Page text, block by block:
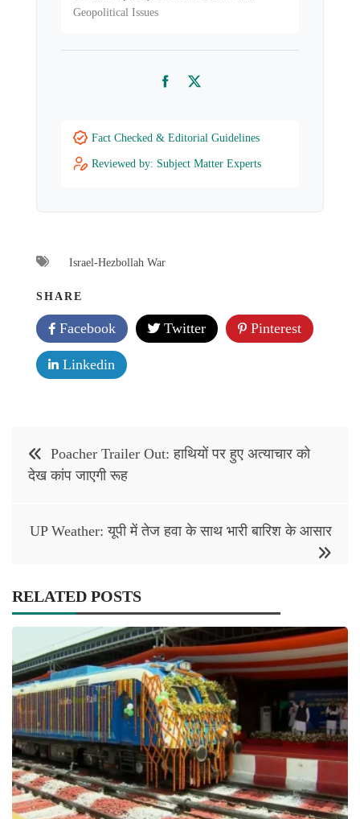
Geopolitical Issues
FacebookTwitter
Fact Checked & Editorial Guidelines
Reviewed by: Subject Matter Experts
Israel-Hezbollah War
SHARE
Facebook Twitter Pinterest
Linkedin
navigation
Poacher Trailer Out: हाथियों पर हुए अत्याचार को
देख कांप जाएगी रूह
UP Weather: यूपी में तेज हवा के साथ भारी बारिश के आसार
RELATED POSTS